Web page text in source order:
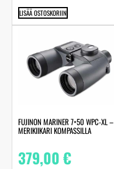
LISÄÄ OSTOSKORIIN
FUJINON MARINER 7×50 WPC-XL –
MERIKIIKARI KOMPASSILLA
379,00€